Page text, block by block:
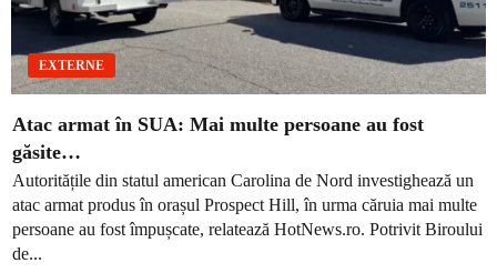
EXTERNE
Atac armat în SUA: Mai multe persoane au fost
găsite…
Autoritățile din statul american Carolina de Nord investighează un
atac armat produs în orașul Prospect Hill, în urma căruia mai multe
persoane au fost împușcate, relatează HotNews.ro. Potrivit Biroului
de...